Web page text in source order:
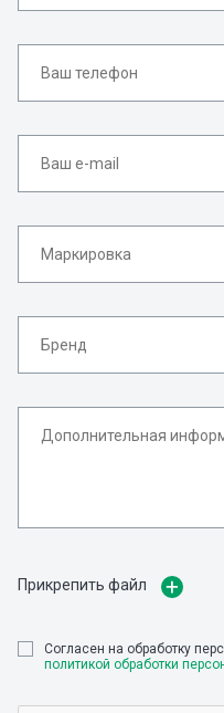
Прикрепить файл
Cогласен на обработку
политикой обработки